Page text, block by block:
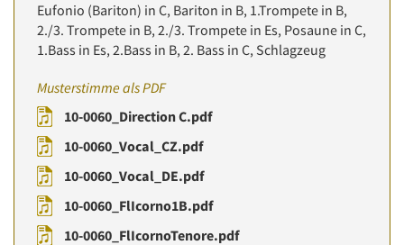
Eufonio (Bariton) in C, Bariton in B, 1.Trompete in B,
2./3. Trompete in B, 2./3. Trompete in Es, Posaune in C,
1.Bass in Es, 2.Bass in B, 2. Bass in C, Schlagzeug
Musterstimme als PDF
10-0060_Direction C.pdf
10-0060_Vocal_CZ.pdf
10-0060_Vocal_DE.pdf
10-0060_FlIcorno1B.pdf
10-0060_FlIcornoTenore.pdf